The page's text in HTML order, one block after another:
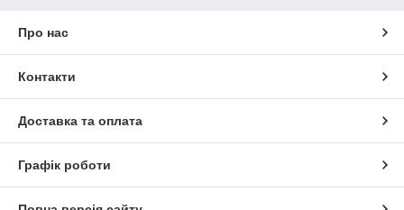
Про нас
Контакти
Доставка та оплата
Графік роботи